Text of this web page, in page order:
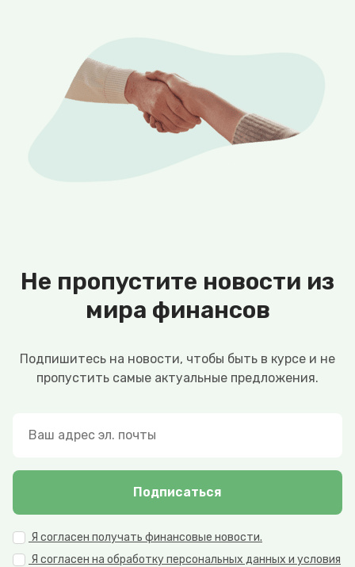
Не пропустите новости из
мира финансов
Подпишитесь на новости, чтобы быть в курсе и не
пропустить самые актуальные предложения.
Подписаться
Я согласен получать финансовые новости.
Я согласен на обработку персональных данных и условия